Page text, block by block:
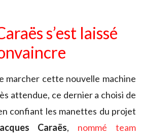
s’est laissé
marcher cette nouvelle machine
attendue, ce dernier a choisi de
confiant les manettes du projet
Caraës, nommé team